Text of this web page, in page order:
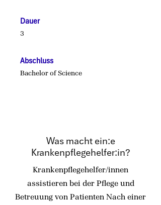
Dauer
3
Abschluss
Bachelor of Science
Was macht ein:e
Krankenpflegehelfer:in?
Krankenpflegehelfer/innen
assistieren bei der Pflege und
Betreuung von Patienten Nach einer